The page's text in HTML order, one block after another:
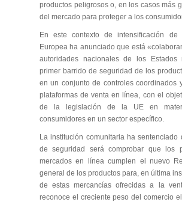
productos peligrosos o, en los casos más
del mercado para proteger a los
En este contexto de intensificación
Europea ha anunciado que está
autoridades nacionales de los
primer barrido de seguridad de los
en un conjunto de controles coordinados
plataformas de venta en línea, con el
de la legislación de la UE en
consumidores en un sector específico.
La institución comunitaria ha
de seguridad será comprobar que los
mercados en línea cumplen el nuevo
general de los productos para, en última
de estas mercancías ofrecidas a la
reconoce el creciente peso del comercio